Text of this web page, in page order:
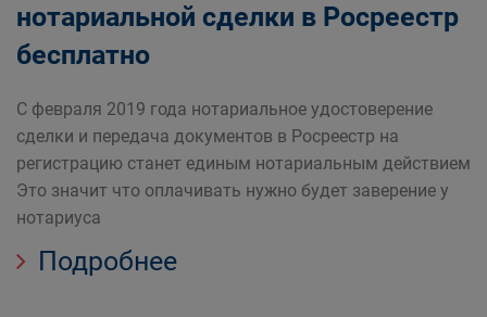
нотариальной сделки в Росреестр
бесплатно
С февраля 2019 года нотариальное удостоверение
сделки и передача документов в Росреестр на
регистрацию станет единым нотариальным действием
Это значит что оплачивать нужно будет заверение у
нотариуса
Подробнее